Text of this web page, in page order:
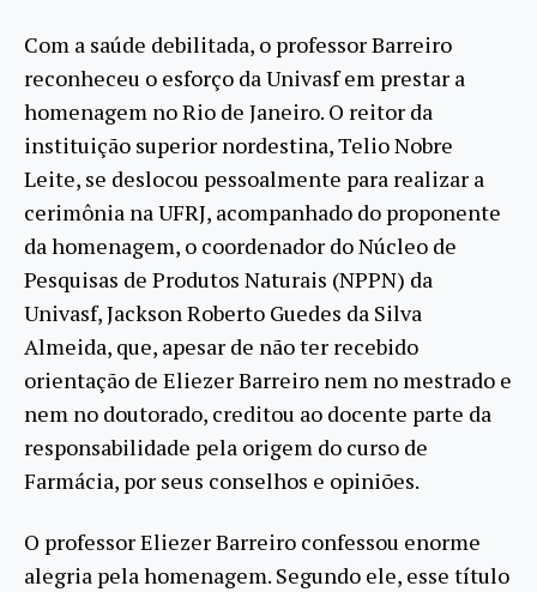
Com a saúde debilitada, o professor Barreiro
reconheceu o esforço da Univasf em prestar a
homenagem no Rio de Janeiro. O reitor da
instituição superior nordestina, Telio Nobre
Leite, se deslocou pessoalmente para realizar a
cerimônia na UFRJ, acompanhado do proponente
da homenagem, o coordenador do Núcleo de
Pesquisas de Produtos Naturais (NPPN) da
Univasf, Jackson Roberto Guedes da Silva
Almeida, que, apesar de não ter recebido
orientação de Eliezer Barreiro nem no mestrado e
nem no doutorado, creditou ao docente parte da
responsabilidade pela origem do curso de
Farmácia, por seus conselhos e opiniões.
O professor Eliezer Barreiro confessou enorme
alegria pela homenagem. Segundo ele, esse título